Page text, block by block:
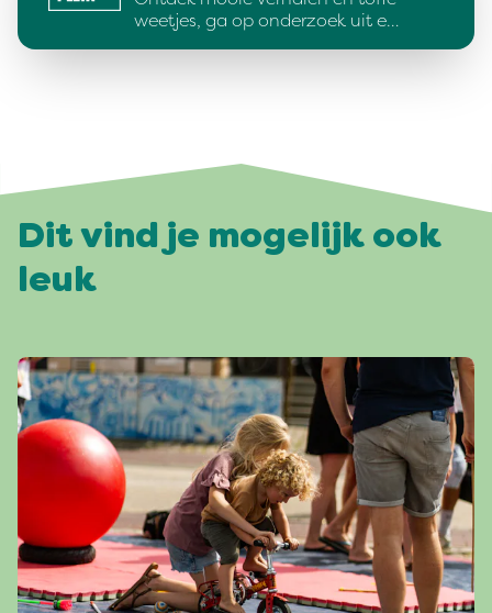
weetjes, ga op onderzoek uit e…
Dit vind je mogelijk ook
leuk